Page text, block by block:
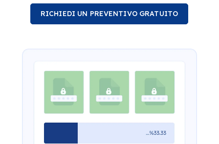
RICHIEDI UN PREVENTIVO GRATUITO